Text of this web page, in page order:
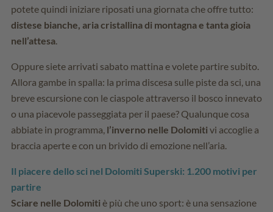
potete quindi iniziare riposati una giornata che offre tutto:
distese bianche, aria cristallina di montagna e tanta gioia
nell’attesa.
Oppure siete arrivati sabato mattina e volete partire subito.
Allora gambe in spalla: la prima discesa sulle piste da sci, una
breve escursione con le ciaspole attraverso il bosco innevato
o una piacevole passeggiata per il paese? Qualunque cosa
abbiate in programma, l’inverno nelle Dolomiti vi accoglie a
braccia aperte e con un brivido di emozione nell’aria.
Il piacere dello sci nel Dolomiti Superski: 1.200 motivi per
partire
Sciare nelle Dolomiti è più che uno sport: è una sensazione